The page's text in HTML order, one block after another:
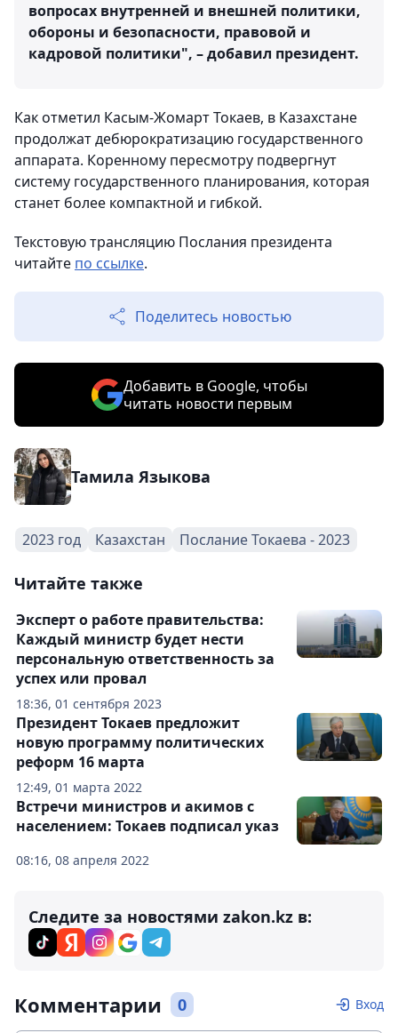
вопросах внутренней и внешней политики,
обороны и безопасности, правовой и
кадровой политики", – добавил президент.
Как отметил Касым-Жомарт Токаев, в Казахстане
продолжат дебюрократизацию государственного
аппарата. Коренному пересмотру подвергнут
систему государственного планирования, которая
станет более компактной и гибкой.
Текстовую трансляцию Послания президента
читайте по ссылке.
Поделитесь новостью
Добавить в Google, чтобы
читать новости первым
Тамила Языкова
2023 год Казахстан Послание Токаева - 2023
Читайте также
18:36, 01 сентября 2023
Эксперт о работе правительства:
Каждый министр будет нести
персональную ответственность за
успех или провал
12:49, 01 марта 2022
Президент Токаев предложит
новую программу политических
реформ 16 марта
08:16, 08 апреля 2022
Встречи министров и акимов с
населением: Токаев подписал указ
Следите за новостями zakon.kz в:
Комментарии 0 Вход